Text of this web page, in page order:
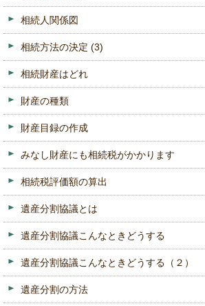
相続人関係図
相続方法の決定 (3)
相続財産はどれ
財産の種類
財産目録の作成
みなし財産にも相続税がかかります
相続税評価額の算出
遺産分割協議とは
遺産分割協議こんなときどうする
遺産分割協議こんなときどうする（２）
遺産分割の方法